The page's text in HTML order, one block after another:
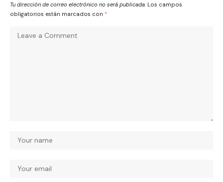
Tu dirección de correo electrónico no será publicada. Los campos
obligatorios están marcados con *